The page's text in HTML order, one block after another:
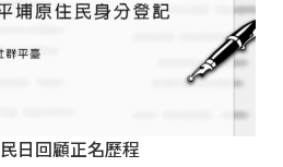
日回顧正名歷程